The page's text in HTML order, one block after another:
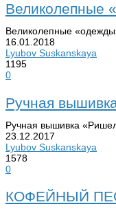
Великолепные
Великолепные
16.01.2018
Lyubov Suskanskaya
1195
0
Ручная
Ручная вышивка
23.12.2017
Lyubov Suskanskaya
1578
0
КОФЕЙНЫЙ